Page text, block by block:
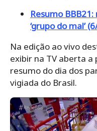
Resumo
‘grupo do mal’
Na edição ao vivo
exibir na TV aberta
resumo do dia dos
vigiada do Brasil.